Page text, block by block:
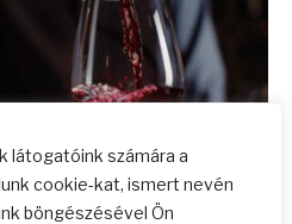
látogatóink számára a
cookie-kat, ismert nevén
böngészésével Ön